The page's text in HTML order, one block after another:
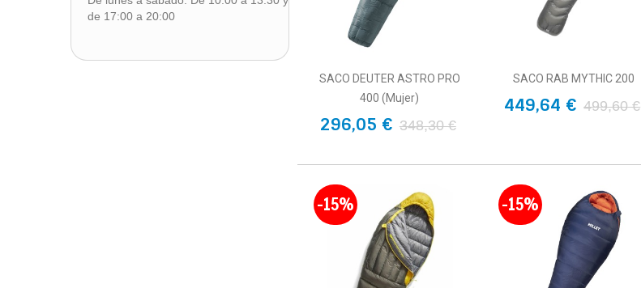
de 17:00 a 20:00
SACO DEUTER ASTRO PRO
400 (Mujer)
296,05 € 348,30 €
SACO RAB MYTHIC 200
449,64 € 499,60 €
-15% -15%